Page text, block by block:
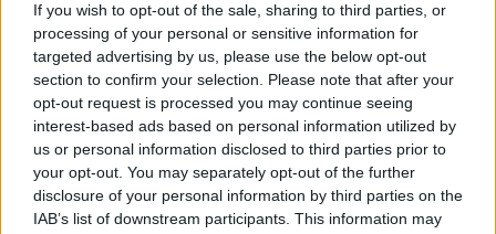
If you wish to opt-out of the sale, sharing to third parties, or
processing of your personal or sensitive information for
targeted advertising by us, please use the below opt-out
section to confirm your selection. Please note that after your
opt-out request is processed you may continue seeing
interest-based ads based on personal information utilized by
us or personal information disclosed to third parties prior to
your opt-out. You may separately opt-out of the further
disclosure of your personal information by third parties on the
IAB’s list of downstream participants. This information may
Aggius conquista la classifica delle mete più
amate dell’estate 2026